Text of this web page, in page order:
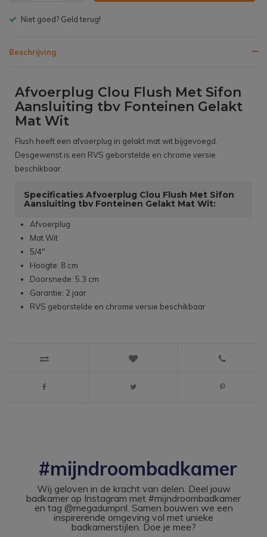
Gratis bezorgen v.a. € 150,- (NL)
Beschrijving
Afvoerplug Clou Flush Met Sifon
Aansluiting tbv Fonteinen Gelakt
Mat Wit
Flush heeft een afvoerplug in gelakt mat wit bijgevoegd.
Desgewenst is een RVS geborstelde en chrome versie
beschikbaar.
Specificaties Afvoerplug Clou Flush Met Sifon
Aansluiting tbv Fonteinen Gelakt Mat Wit:
Afvoerplug
Mat Wit
5/4"
Hoogte: 8 cm
Doorsnede: 5.3 cm
Garantie: 2 jaar
RVS geborstelde en chrome versie beschikbaar
#mijndroombadkamer
Wij geloven in de kracht van delen. Deel jouw
badkamer op Instagram met #mijndroombadkamer
en tag @megadumpnl. Samen bouwen we een
inspirerende omgeving vol met unieke
badkamerstijlen. Doe je mee?